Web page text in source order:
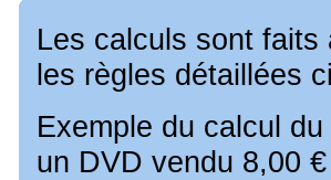
Les calculs sont faits
les règles détaillées
Exemple du calcul
un DVD vendu 8,00 €